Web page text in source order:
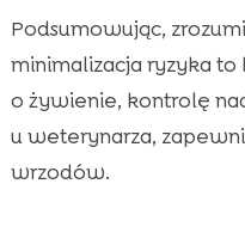
Podsumowując,
minimalizacja ryzyka to
o żywienie, kontrolę
u weterynarza,
wrzodów.